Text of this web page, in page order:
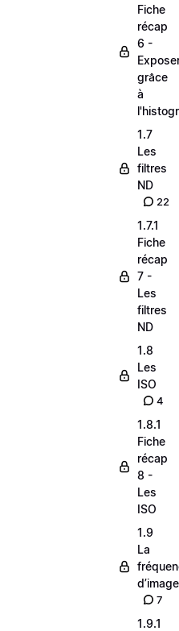
Fiche
récap
6 -
grâce
à
1.7
Les
filtres
ND
22
1.7.1
Fiche
récap
7 -
Les
filtres
ND
1.8
Les
ISO
4
1.8.1
Fiche
récap
8 -
Les
ISO
1.9
La
d’image
7
1.9.1